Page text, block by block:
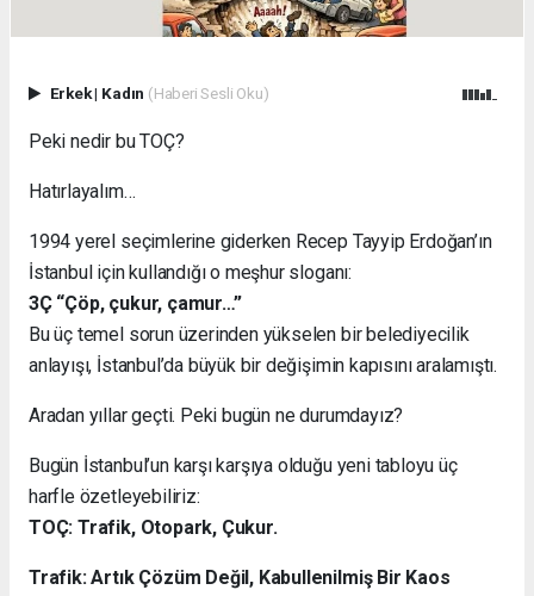
Erkek| Kadın (Haberi Sesli Oku)
Peki nedir bu TOÇ?
Hatırlayalım…
1994 yerel seçimlerine giderken Recep Tayyip Erdoğan’ın
İstanbul için kullandığı o meşhur sloganı:
3Ç “Çöp, çukur, çamur…”
Bu üç temel sorun üzerinden yükselen bir belediyecilik
anlayışı, İstanbul’da büyük bir değişimin kapısını aralamıştı.
Aradan yıllar geçti. Peki bugün ne durumdayız?
Bugün İstanbul’un karşı karşıya olduğu yeni tabloyu üç
harfle özetleyebiliriz:
TOÇ: Trafik, Otopark, Çukur.
Trafik: Artık Çözüm Değil, Kabullenilmiş Bir Kaos